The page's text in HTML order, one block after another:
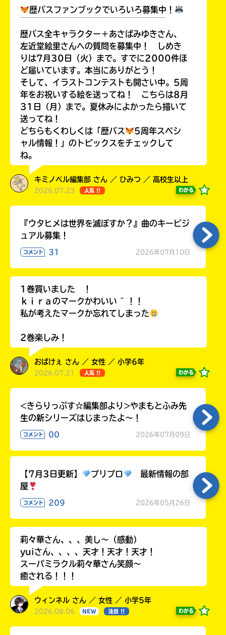
歴バスファンブックでいろいろ募集中！
歴バス全キャラクター＋あさばみゆきさん、
左近堂絵里さんへの質問を募集中！ しめき
りは7月30日（火）まで。すでに2000件ほ
ど届いています。本当にありがとう！
そして、イラストコンテストも開さい中。5周
年をお祝いする絵を送ってね！ こちらは8月
31日（月）まで。夏休みによかったら描いて
送ってね！
どちらもくわしくは「歴バス
5周年スペシ
ャル情報！」のトピックスをチェックして
ね。
キミノベル編集部 さん ／ ひみつ ／ 高校生以上
2026.07.23 人気 !! わかる
『ウタヒメは世界を滅ぼすか？』曲のキービジ
ュアル募集！
コメント 31 2026年07月10日
1巻買いました ！
ｋｉｒａのマークかわいい ~ ！！
私が考えたマークか忘れてしまった
2巻楽しみ！
おばけぇ さん ／ 女性 ／ 小学6年
2026.07.21 人気 !! わかる
<きらりっぷす☆編集部より>やまもとふみ先
生の新シリーズはじまったよ～！
コメント 00 2026年07月09日
【7月3日更新】 プリプロ
最新情報の部
屋
コメント 209 2026年05月26日
莉々華さん、、、美し〜（感動）
yuiさん、、、、天才！天才！天才！
スーパミラクル莉々華さん笑顔〜
癒される！！！
ウィンネル さん ／ 女性 ／ 小学5年
2026.08.06 NEW 注目 !! わかる